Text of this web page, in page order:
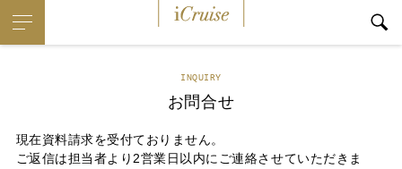
INQUIRY
お問合せ
現在資料請求を受付ておりません。
ご返信は担当者より2営業日以内にご連絡させていただきま